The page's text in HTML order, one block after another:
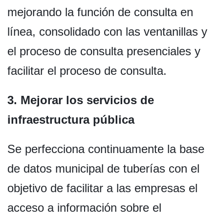
mejorando la función de consulta en
línea, consolidado con las ventanillas y
el proceso de consulta presenciales y
facilitar el proceso de consulta.
3. Mejorar los servicios de
infraestructura pública
Se perfecciona continuamente la base
de datos municipal de tuberías con el
objetivo de facilitar a las empresas el
acceso a información sobre el